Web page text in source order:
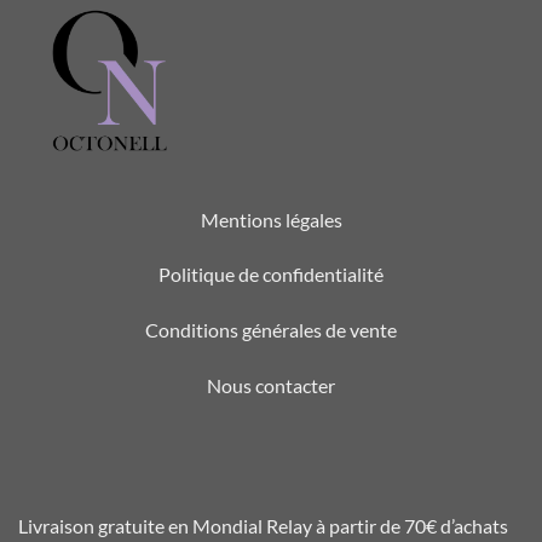
Mentions légales
Politique de confidentialité
Conditions générales de vente
Nous contacter
Livraison gratuite en Mondial Relay à partir de 70€ d’achats